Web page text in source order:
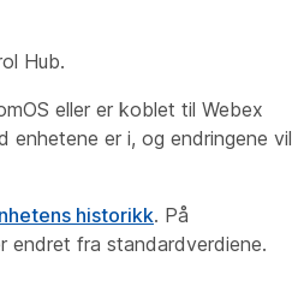
Hub.
eller er koblet til Webex
enhetene er i, og endringene vil
historikk. På
endret fra standardverdiene.